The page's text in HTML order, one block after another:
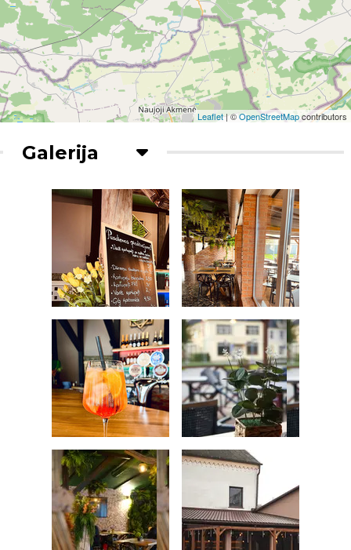
Leaflet| ©OpenStreetMapcontributors
Galerija